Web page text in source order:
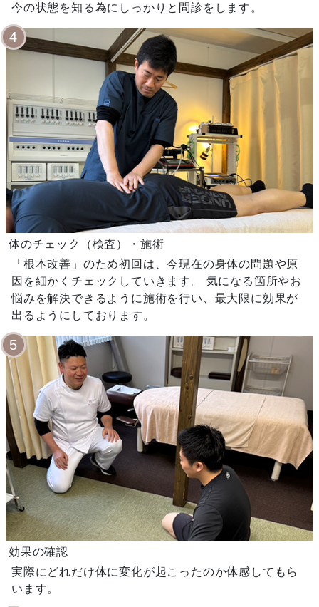
今の状態を知る為にしっかりと問診をします。
4
体のチェック（検査）・施術
「根本改善」のため初回は、今現在の身体の問題や原
因を細かくチェックしていきます。 気になる箇所やお
悩みを解決できるように施術を行い、最大限に効果が
出るようにしております。
5
効果の確認
実際にどれだけ体に変化が起こったのか体感してもら
います。